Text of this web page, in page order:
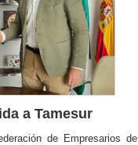
a Tamesur
de Empresarios de